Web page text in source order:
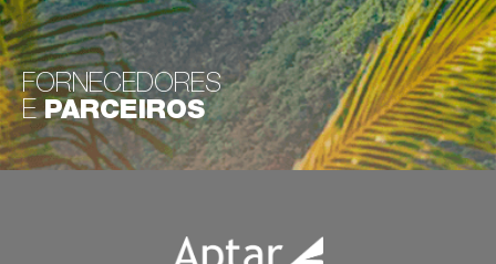
FORNECEDORES
EPARCEIROS